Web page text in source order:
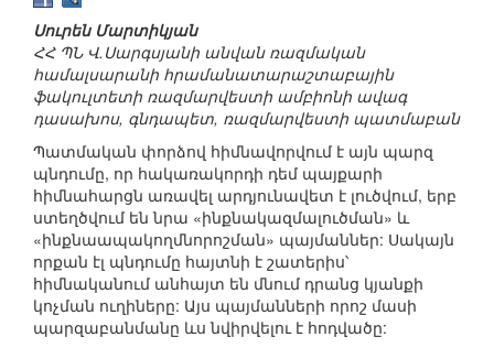
Սուրեն Մարտիկյան
ՀՀ ՊՆ Վ.Սարգսյանի անվան ռազմական
համալսարանի հրամանատարաշտաբային
ֆակուլտետի ռազմարվեստի ամբիոնի ավագ
դասախոս, գնդապետ, ռազմարվեստի պատմաբան
Պատմական փորձով հիմնավորվում է այն պարզ
պնդումը, որ հակառակորդի դեմ պայքարի
հիմնահարցն առավել արդյունավետ է լուծվում, երբ
ստեղծվում են նրա «ինքնակազմալուծման» և
«ինքնաապակողմնորոշման» պայմաններ: Սակայն
որքան էլ պնդումը հայտնի է շատերիս՝
հիմնականում անհայտ են մնում դրանց կյանքի
կոչման ուղիները: Այս պայմանների որոշ մասի
պարզաբանմանը ևս նվիրվելու է հոդվածը: